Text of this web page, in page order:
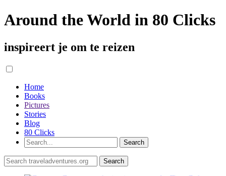
Around the World in 80 Clicks
inspireert je om te reizen
Home
Books
Pictures
Stories
Blog
80 Clicks